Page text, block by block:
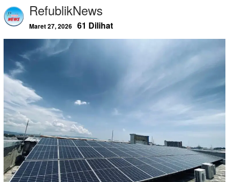
RefublikNews
Maret 27, 2026 61 Dilihat